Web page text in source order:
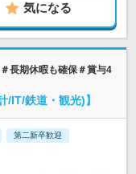
気になる
長期休暇も確保＃賞与4
/IT/鉄道・観光)】
第二新卒歓迎